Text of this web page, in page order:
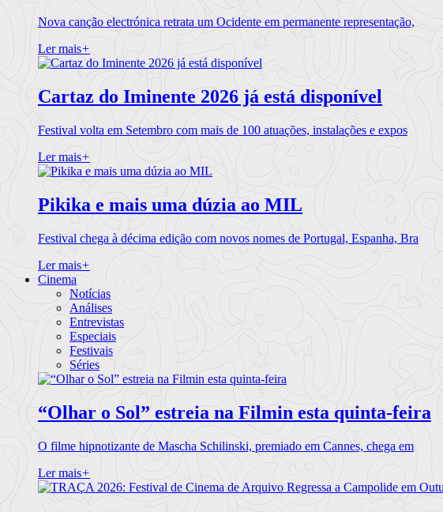
Nova canção electrónica retrata um Ocidente em permanente representação,
Ler mais+
Cartaz do Iminente 2026 já está disponível
Festival volta em Setembro com mais de 100 atuações, instalações e expos
Ler mais+
Pikika e mais uma dúzia ao MIL
Festival chega à décima edição com novos nomes de Portugal, Espanha, Bra
Ler mais+
Cinema
Notícias
Análises
Entrevistas
Especiais
Festivais
Séries
“Olhar o Sol” estreia na Filmin esta quinta-feira
O filme hipnotizante de Mascha Schilinski, premiado em Cannes, chega em
Ler mais+